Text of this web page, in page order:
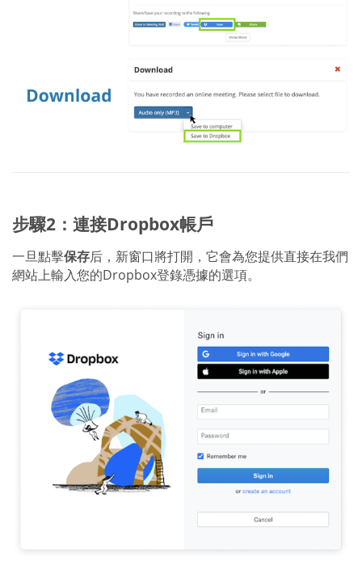
步驟2：連接Dropbox帳戶
一旦點擊保存后，新窗口將打開，它會為您提供直接在我們
網站上輸入您的Dropbox登錄憑據的選項。